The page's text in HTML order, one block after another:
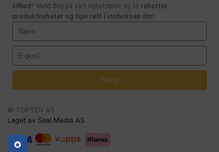
tilbud ? Meld deg på vårt nyhetsbrev og få rabatter,
produktnyheter og tips rett i innboksen din!
Send
© TOPTEN AS
Laget av Seal Media AS